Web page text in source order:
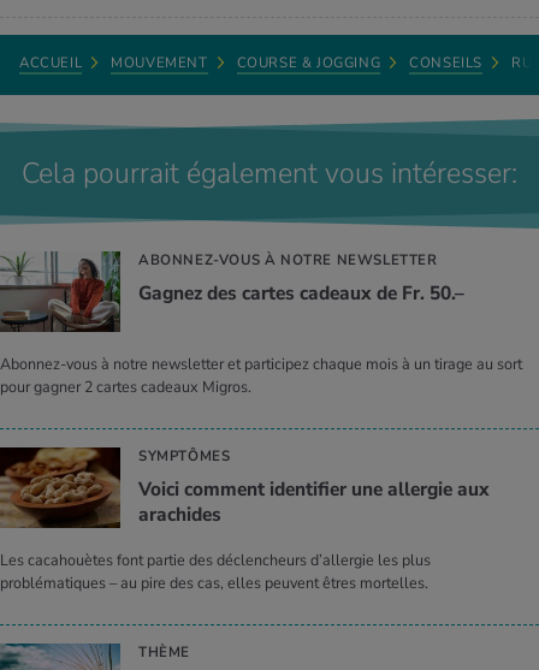
ACCUEIL MOUVEMENT COURSE & JOGGING CONSEILS
Cela pourrait également vous intéresser:
ABONNEZ-VOUS À NOTRE NEWSLETTER
Gagnez des cartes cadeaux de Fr. 50.–
Abonnez-vous à notre newsletter et participez chaque mois à un tirage au sort
pour gagner 2 cartes cadeaux Migros.
SYMPTÔMES
Voici comment identifier une allergie aux
arachides
Les cacahouètes font partie des déclencheurs d’allergie les plus
problématiques – au pire des cas, elles peuvent êtres mortelles.
THÈME